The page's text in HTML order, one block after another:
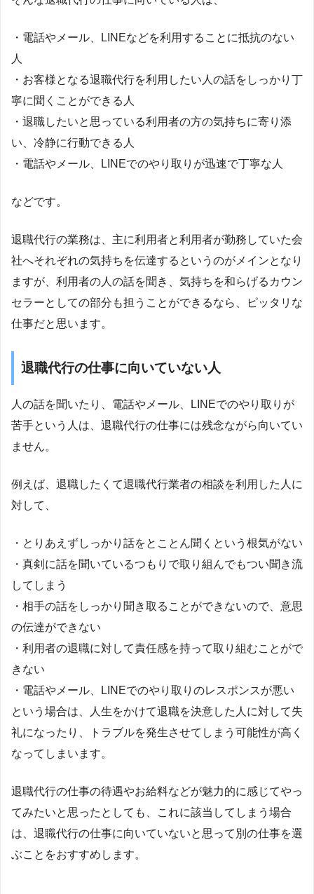
・電話やメール、LINEなどを利用することに抵抗のない
人
・お客様となる退職代行を利用したい人の話をしっかり丁
寧に聞くことができる人
・退職したいと思っている利用者の方の気持ちに寄り添
い、冷静に行動できる人
・電話やメール、LINEでのやり取りが迅速で丁寧な人
などです。
退職代行の業務は、主に利用者と利用者が勤務していた会
社へそれぞれの気持ちを伝達するというのがメインとなり
ますが、利用者の人の話を聞き、気持ちを和らげるカウン
セラーとしての部分も担うことができるなら、ピッタリな
仕事だと思います。
退職代行の仕事に向いていない人
人の話を聞いたり、電話やメール、LINEでのやり取りが
苦手という人は、退職代行の仕事には残念ながら向いてい
ません。
例えば、退職したくて退職代行業者の相談を利用した人に
対して、
・とりあえずしっかり話をとことん聞くという根気がない
・真剣に話を聞いているつもりで取り組んでもつい聞き流
してしまう
・相手の話をしっかり聞き取ることができないので、意思
の伝達ができない
・利用者の退職に対して責任感を持って取り組むことがで
きない
・電話やメール、LINEでのやり取りのレスポンスが悪い
という場合は、人生をかけて退職を決意した人に対して失
礼になったり、トラブルを発生させてしまう可能性が高く
なってしまいます。
退職代行の仕事の待遇やお給料などが魅力的に感じてやっ
てみたいと思ったとしても、これに該当してしまう場合
は、退職代行の仕事に向いていないと思って別の仕事を選
ぶことをおすすめします。